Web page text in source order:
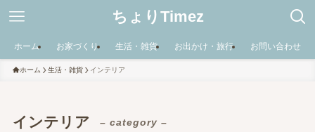
ちょりTimez
ホーム お家づくり 生活・雑貨 お出かけ・旅行 お問い合わせ
ホーム 生活・雑貨 インテリア
インテリア – category –